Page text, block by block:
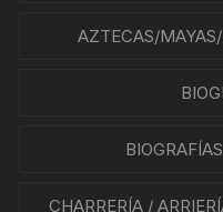
AZTECAS/
CHARRERÍA /